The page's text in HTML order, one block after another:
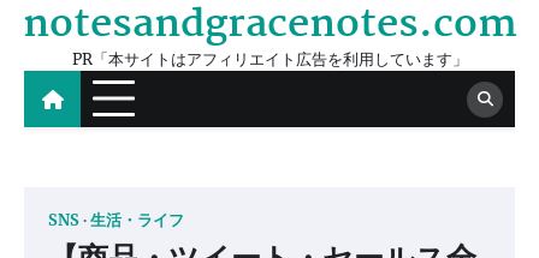
Skip
content
notesandgracenotes.com
PR「本サイトはアフィリエイト広告を利用しています」
SNS 生活・ライフ